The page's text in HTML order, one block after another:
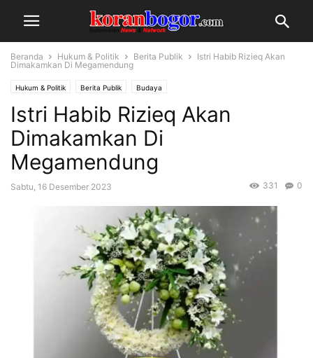
Beranda Hukum & Politik Berita Publik
Istri Habib Rizieq Akan
Dimakamkan Di Megamendung
Hukum & Politik Berita Publik Budaya
Istri Habib Rizieq Akan
Dimakamkan Di
Megamendung
Sabtu, 16 Desember 2023 0
331